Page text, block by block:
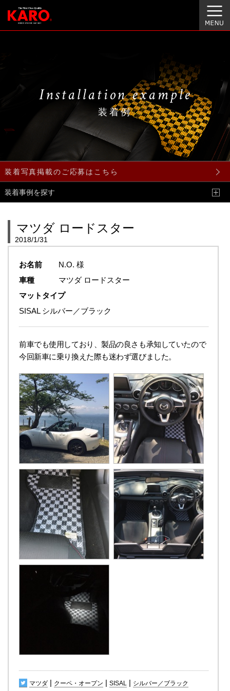
Installation example
装着例
装着写真掲載のご応募はこちら
装着事例を探す
マツダ ロードスター
2018/1/31
お名前
N.O. 様
車種
マツダ ロードスター
マットタイプ
SISAL シルバー／ブラック
前車でも使用しており、製品の良さも承知していたので
今回新車に乗り換えた際も迷わず選びました。
マツダ | クーペ・オープン | SISAL | シルバー／ブラック